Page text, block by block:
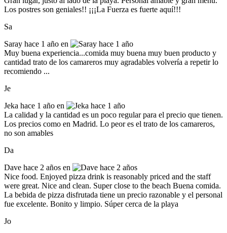
Los postres son geniales!! ¡¡¡La Fuerza es fuerte aquí!!!
Sa
Saray hace 1 año en
Muy buena experiencia...comida muy buena muy buen producto y
cantidad trato de los camareros muy agradables volvería a repetir lo
recomiendo ...
Je
Jeka hace 1 año en
La calidad y la cantidad es un poco regular para el precio que tienen.
Los precios como en Madrid. Lo peor es el trato de los camareros,
no son amables
Da
Dave hace 2 años en
Nice food. Enjoyed pizza drink is reasonably priced and the staff
were great. Nice and clean. Super close to the beach Buena comida.
La bebida de pizza disfrutada tiene un precio razonable y el personal
fue excelente. Bonito y limpio. Súper cerca de la playa
Jo